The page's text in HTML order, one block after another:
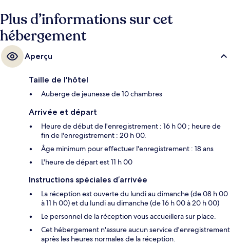
Plus d’informations sur cet
hébergement
Aperçu
Taille de l'hôtel
Auberge de jeunesse de 10 chambres
Arrivée et départ
Heure de début de l'enregistrement : 16 h 00 ; heure de
fin de l'enregistrement : 20 h 00.
Âge minimum pour effectuer l'enregistrement : 18 ans
L'heure de départ est 11 h 00
Instructions spéciales d’arrivée
La réception est ouverte du lundi au dimanche (de 08 h 00
à 11 h 00) et du lundi au dimanche (de 16 h 00 à 20 h 00)
Le personnel de la réception vous accueillera sur place.
Cet hébergement n'assure aucun service d'enregistrement
après les heures normales de la réception.